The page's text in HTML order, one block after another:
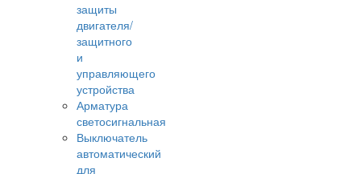
защиты
двигателя/
защитного
и
управляющего
устройства
Арматура
светосигнальная
Выключатель
автоматический
для